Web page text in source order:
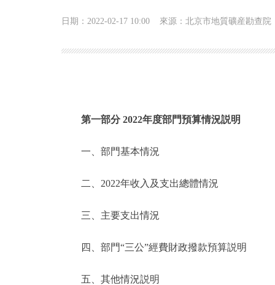
便民服務
日期：2022-02-17 10:00 來源：北京市地質礦産勘查院
第一部分 2022年度部門預算情況説明
一、部門基本情況
二、2022年收入及支出總體情況
三、主要支出情況
四、部門“三公”經費財政撥款預算説明
五、其他情況説明